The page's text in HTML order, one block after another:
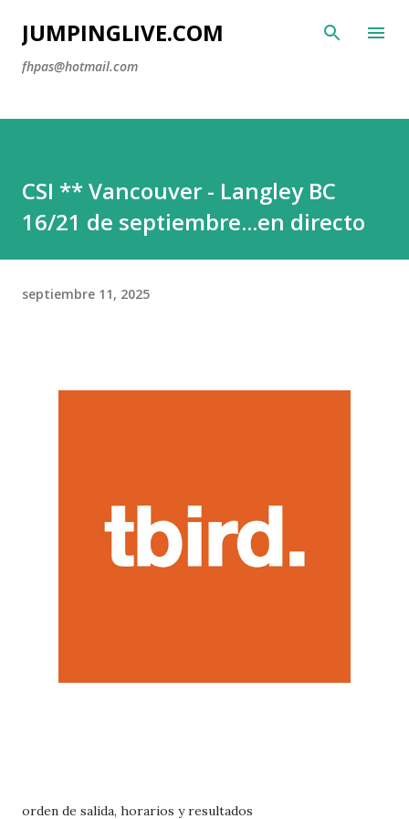
Ir al contenido principal
JUMPINGLIVE.COM
fhpas@hotmail.com
CSI ** Vancouver - Langley BC
16/21 de septiembre...en directo
septiembre 11, 2025
orden de salida, horarios y resultados